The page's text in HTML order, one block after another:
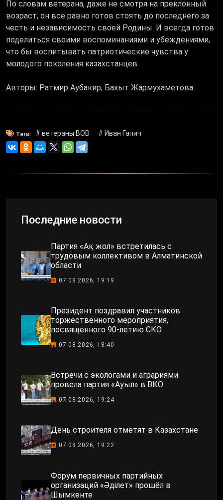
По словам ветерана, даже не смотря на преклонный
возраст, он все равно готов стоять до последнего за
честь и независимость своей Родины. И всегда готов
поделиться своими воспоминаниями и убеждениями,
что бы воспитывать патриотические чувства у
молодого поколения казахстанцев.
Авторы: Ратмир Аубакир, Бахыт Жармухаметова
Теги: # ветераны ВОВ # Иван Гапич
Последние новости
Партия «Ақ жол» встретилась с
трудовым коллективом в Алматинской
области
07.08.2026, 19:19
Президент поздравил участников
торжественного мероприятия,
посвященного 90-летию СКО
07.08.2026, 18:40
Встречи с экологами и аграриями
провела партия «Ауыл» в ВКО
07.08.2026, 19:24
День строителя отметят в Казахстане
07.08.2026, 19:22
Форум первичных партийных
организаций «Әділет» прошёл в
Шымкенте